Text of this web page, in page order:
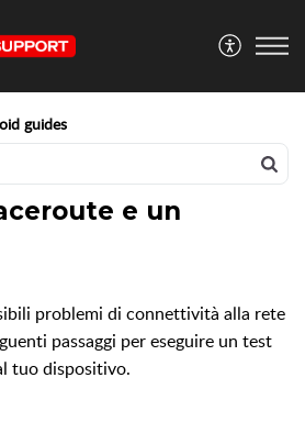
guides
e un
problemi di connettività alla rete
passaggi per eseguire un test
tuo dispositivo.